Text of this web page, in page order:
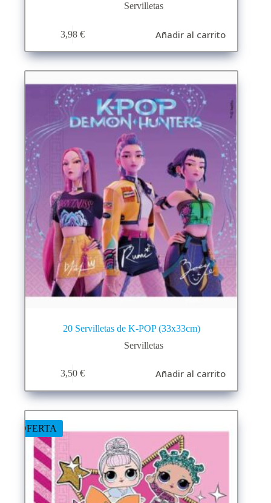
Servilletas
3,98 € Añadir al carrito
20 Servilletas de K-POP (33x33cm)
Servilletas
3,50 € Añadir al carrito
OFERTA